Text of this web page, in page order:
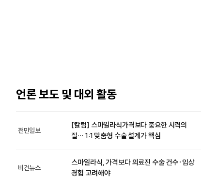
언론 보도 및 대외 활동
전민일보
[칼럼] 스마일라식가격보다 중요한 시력의
질… 1:1 맞춤형 수술 설계가 핵심
비건뉴스
스마일라식, 가격보다 의료진 수술 건수·임상
경험 고려해야